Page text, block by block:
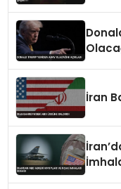
İran